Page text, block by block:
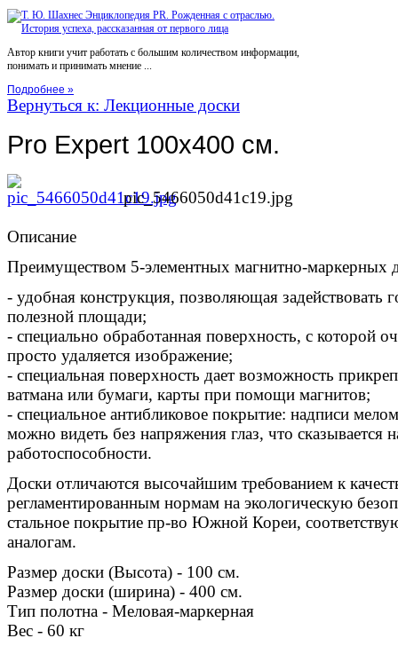
Автор книги учит работать с большим количеством информации,
понимать и принимать мнение ...
Подробнее »
Вернуться к: Лекционные доски
Pro Expert 100x400 см.
pic_5466050d41c19.jpg
Описание
Преимуществом 5-элементных магнитно-маркерных
- удобная конструкция, позволяющая задействовать
полезной площади;
- специально обработанная поверхность, с которой
просто удаляется изображение;
- специальная поверхность дает возможность
ватмана или бумаги, карты при помощи магнитов;
- специальное антибликовое покрытие: надписи
можно видеть без напряжения глаз, что сказывается
работоспособности.
Доски отличаются высочайшим требованием к
регламентированным нормам на экологическую
стальное покрытие пр-во Южной Кореи,
аналогам.
Размер доски (Высота) - 100 см.
Размер доски (ширина) - 400 см.
Тип полотна - Меловая-маркерная
Вес - 60 кг